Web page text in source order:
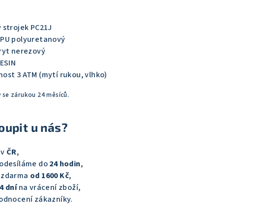
PC21J
polyuretanový
nerezový
3 ATM (mytí rukou, vlhko)
zárukou 24 měsíců.
u nás?
ČR,
do24 hodin,
od 1600 Kč,
dnína vrácení zboží,
zákazníky.